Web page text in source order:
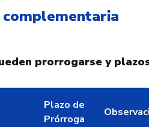
prorrogarse y
Plazo de
Prórroga